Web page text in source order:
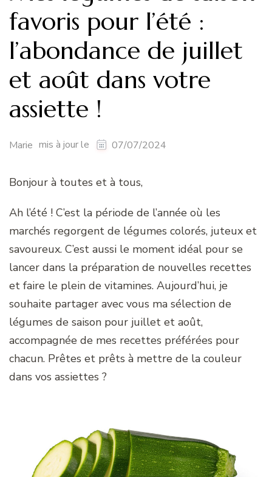
favoris pour l’été :
l’abondance de juillet
et août dans votre
assiette !
Marie mis à jour le 07/07/2024
Bonjour à toutes et à tous,
Ah l’été ! C’est la période de l’année où les
marchés regorgent de légumes colorés, juteux et
savoureux. C’est aussi le moment idéal pour se
lancer dans la préparation de nouvelles recettes
et faire le plein de vitamines. Aujourd’hui, je
souhaite partager avec vous ma sélection de
légumes de saison pour juillet et août,
accompagnée de mes recettes préférées pour
chacun. Prêtes et prêts à mettre de la couleur
dans vos assiettes ?